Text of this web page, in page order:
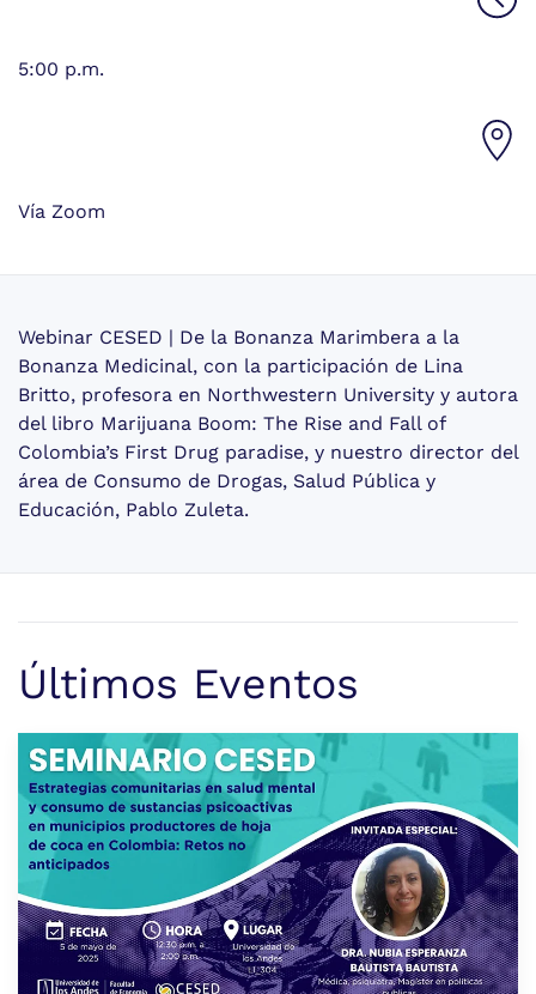
5:00 p.m.
Vía Zoom
Webinar CESED | De la Bonanza Marimbera a la
Bonanza Medicinal, con la participación de Lina
Britto, profesora en Northwestern University y autora
del libro Marijuana Boom: The Rise and Fall of
Colombia’s First Drug paradise, y nuestro director del
área de Consumo de Drogas, Salud Pública y
Educación, Pablo Zuleta.
Últimos Eventos